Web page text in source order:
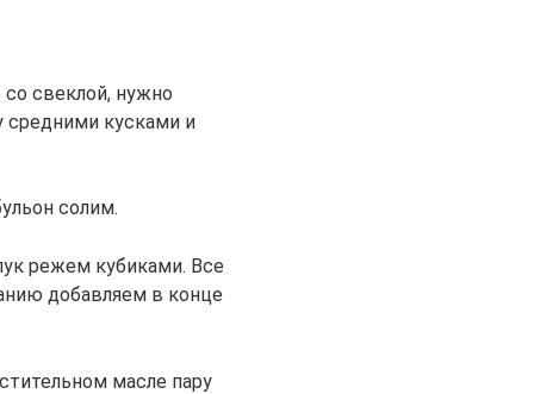
свеклой, нужно
средними кусками и
солим.
режем кубиками. Все
добавляем в конце
масле пару